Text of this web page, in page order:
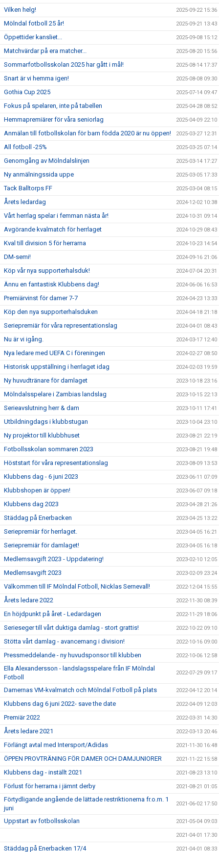
Vilken helg! 2025-09-22 15:36
Mölndal fotboll 25 år! 2025-09-21 13:43
Öppettider kansliet... 2025-09-08 15:12
Matchvärdar på era matcher... 2025-08-20 15:56
Sommarfotbollsskolan 2025 har gått i mål! 2025-08-14 17:37
Snart är vi hemma igen! 2025-08-08 09:30
Gothia Cup 2025 2025-07-14 09:47
Fokus på spelaren, inte på tabellen 2025-04-28 08:52
Hemmapremiärer för våra seniorlag 2025-04-09 22:10
Anmälan till fotbollskolan för barn födda 2020 är nu öppen! 2025-03-27 12:31
All fotboll -25% 2025-03-25 07:14
Genomgång av Mölndalslinjen 2025-03-14 17:27
Ny anmälningssida uppe 2025-03-05 17:33
Tack Balltorps FF 2025-03-04 08:15
Årets ledardag 2024-12-02 10:38
Vårt herrlag spelar i femman nästa år! 2024-10-31 09:14
Avgörande kvalmatch för herrlaget 2024-10-29 08:43
Kval till division 5 för herrarna 2024-10-23 14:54
DM-semi! 2024-09-16 21:06
Köp vår nya supporterhalsduk! 2024-07-04 20:31
Ännu en fantastisk Klubbens dag! 2024-06-06 16:53
Premiärvinst för damer 7-7 2024-04-23 13:33
Köp den nya supporterhalsduken 2024-04-18 21:18
Seriepremiär för våra representationslag 2024-04-01 08:43
Nu är vi igång. 2024-03-17 12:40
Nya ledare med UEFA C i föreningen 2024-02-27 08:50
Historisk uppställning i herrlaget idag 2024-02-03 19:59
Ny huvudtränare för damlaget 2023-10-18 23:16
Mölndalsspelare i Zambias landslag 2023-10-15 22:13
Serieavslutning herr & dam 2023-10-11 17:41
Utbildningdags i klubbstugan 2023-10-04 23:10
Ny projektor till klubbhuset 2023-08-21 22:19
Fotbollsskolan sommaren 2023 2023-08-21 19:48
Höststart för våra representationslag 2023-08-09 13:53
Klubbens dag - 6 juni 2023 2023-06-11 07:09
Klubbshopen är öppen! 2023-06-07 09:18
Klubbens dag 2023 2023-04-28 21:26
Städdag på Enerbacken 2023-04-25 13:22
Seriepremiär för herrlaget. 2023-04-05 16:21
Seriepremiär för damlaget! 2023-04-05 16:18
Medlemsavgift 2023 - Uppdatering! 2023-02-10 12:05
Medlemsavgift 2023 2023-02-09 23:24
Välkommen till IF Mölndal Fotboll, Nicklas Sernevall! 2022-12-04 15:55
Årets ledare 2022 2022-11-30 08:39
En höjdpunkt på året - Ledardagen 2022-11-29 18:06
Serieseger till vårt duktiga damlag - stort grattis! 2022-10-22 09:10
Stötta vårt damlag - avancemang i division! 2022-10-16 09:00
Pressmeddelande - ny huvudsponsor till klubben 2022-10-06 12:58
Ella Alexandersson - landslagsspelare från IF Mölndal
Fotboll
2022-07-29 09:17
Damernas VM-kvalmatch och Mölndal Fotboll på plats 2022-04-12 20:14
Klubbens dag 6 juni 2022- save the date 2022-04-09 12:03
Premiär 2022 2022-03-31 14:30
Årets ledare 2021 2022-03-13 20:46
Förlängt avtal med Intersport/Adidas 2021-11-30 16:48
ÖPPEN PROVTRÄNING FÖR DAMER OCH DAMJUNIORER 2021-11-22 15:58
Klubbens dag - inställt 2021 2021-08-23 13:10
Förlust för herrarna i jämnt derby 2021-08-21 01:05
Förtydligande angående de lättade restriktionerna fr.o.m. 1
juni
2021-06-02 17:50
Uppstart av fotbollsskolan 2021-05-04 09:03
2021-04-01 17:30
Städdag på Enerbacken 17/4 2021-04-01 08:33